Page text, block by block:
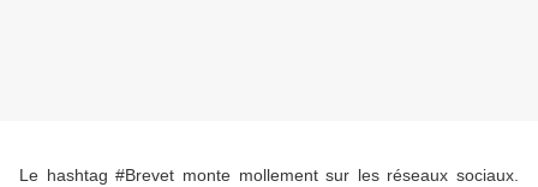
Le hashtag #Brevet monte mollement sur les réseaux sociaux.